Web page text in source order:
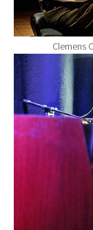
Clemens
Show larger